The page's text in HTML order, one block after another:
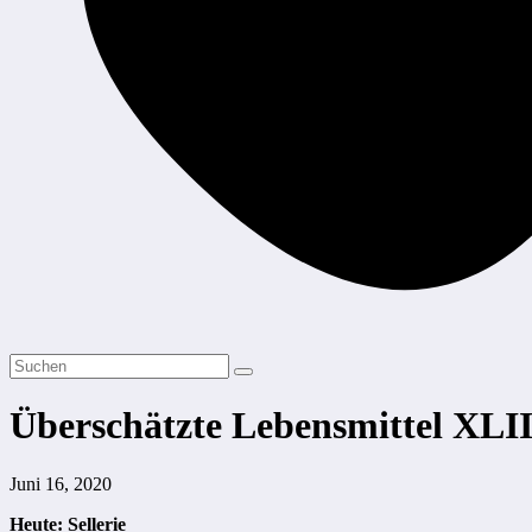
Überschätzte Lebensmittel XLII
Juni 16, 2020
Heute: Sellerie